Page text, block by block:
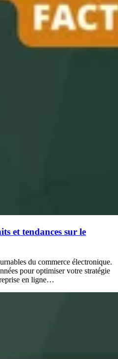
et tendances sur le
du commerce électronique.
pour optimiser votre stratégie
en ligne…